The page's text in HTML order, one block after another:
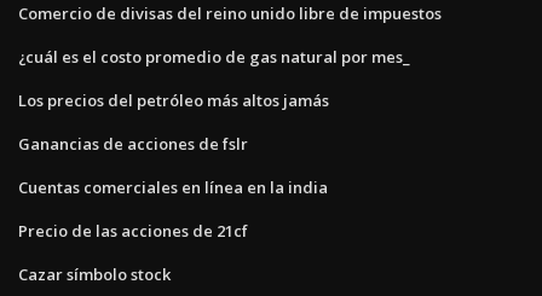
Comercio de divisas del reino unido libre de impuestos
¿cuál es el costo promedio de gas natural por mes_
Los precios del petróleo más altos jamás
Ganancias de acciones de fslr
Cuentas comerciales en línea en la india
Precio de las acciones de 21cf
Cazar símbolo stock